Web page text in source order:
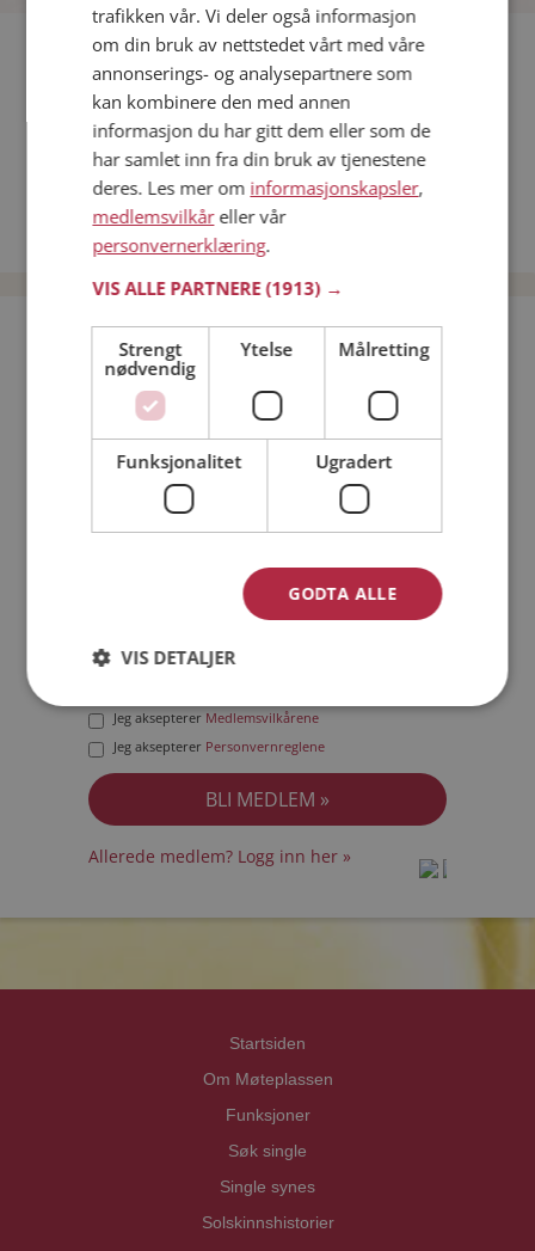
Fler single
Flere singlemenn fra Midtre Gauldal:Arnstein
Andreas
Bli medlem gratis!
Jeg er en: Mann Kvinne
Min alder:
Jeg aksepterer Medlemsvilkårene
Jeg aksepterer Personvernreglene
Allerede medlem? Logg inn her »
Startsiden
Om Møteplassen
Funksjoner
Søk single
Single synes
Solskinnshistorier
trafikken vår. Vi deler også informasjon
om din bruk av nettstedet vårt med våre
annonserings- og analysepartnere som
kan kombinere den med annen
informasjon du har gitt dem eller som de
har samlet inn fra din bruk av tjenestene
deres. Les mer om informasjonskapsler,
medlemsvilkåreller vår
personvernerklæring.
VIS ALLE PARTNERE(1913) →
Strengt
nødvendig
Ytelse Målretting
Funksjonalitet Ugradert
GODTA ALLE
VIS DETALJER